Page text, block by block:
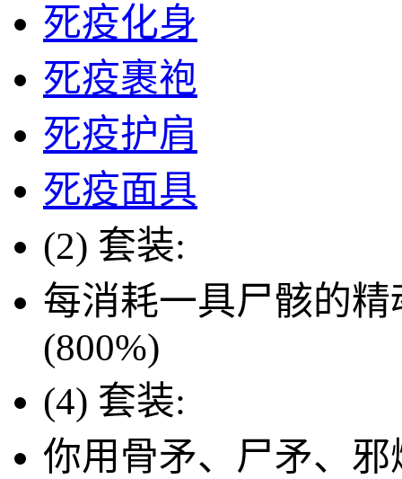
死疫化身
死疫裹袍
死疫护肩
死疫面具
(2) 套装:
每消耗一具尸骸的
(800%)
(4) 套装:
你用骨矛、尸矛、